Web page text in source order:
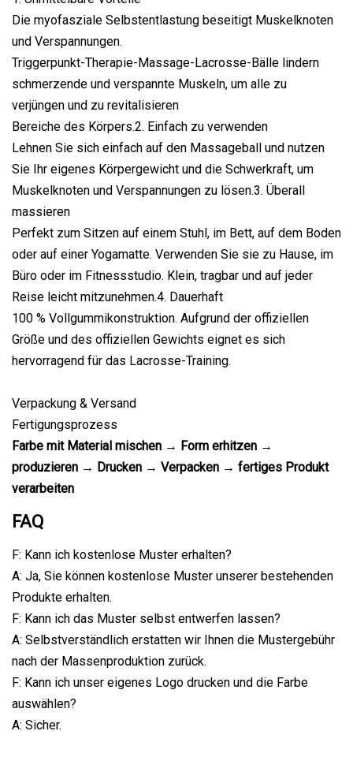
Die myofasziale Selbstentlastung beseitigt Muskelknoten
und Verspannungen.
Triggerpunkt-Therapie-Massage-Lacrosse-Bälle lindern
schmerzende und verspannte Muskeln, um alle zu
verjüngen und zu revitalisieren
Bereiche des Körpers.2. Einfach zu verwenden
Lehnen Sie sich einfach auf den Massageball und nutzen
Sie Ihr eigenes Körpergewicht und die Schwerkraft, um
Muskelknoten und Verspannungen zu lösen.3. Überall
massieren
Perfekt zum Sitzen auf einem Stuhl, im Bett, auf dem Boden
oder auf einer Yogamatte. Verwenden Sie sie zu Hause, im
Büro oder im Fitnessstudio. Klein, tragbar und auf jeder
Reise leicht mitzunehmen.4. Dauerhaft
100 % Vollgummikonstruktion. Aufgrund der offiziellen
Größe und des offiziellen Gewichts eignet es sich
hervorragend für das Lacrosse-Training.
Verpackung & Versand
Fertigungsprozess
Farbe mit Material mischen → Form erhitzen →
produzieren → Drucken → Verpacken → fertiges Produkt
verarbeiten
FAQ
F: Kann ich kostenlose Muster erhalten?
A: Ja, Sie können kostenlose Muster unserer bestehenden
Produkte erhalten.
F: Kann ich das Muster selbst entwerfen lassen?
A: Selbstverständlich erstatten wir Ihnen die Mustergebühr
nach der Massenproduktion zurück.
F: Kann ich unser eigenes Logo drucken und die Farbe
auswählen?
A: Sicher.